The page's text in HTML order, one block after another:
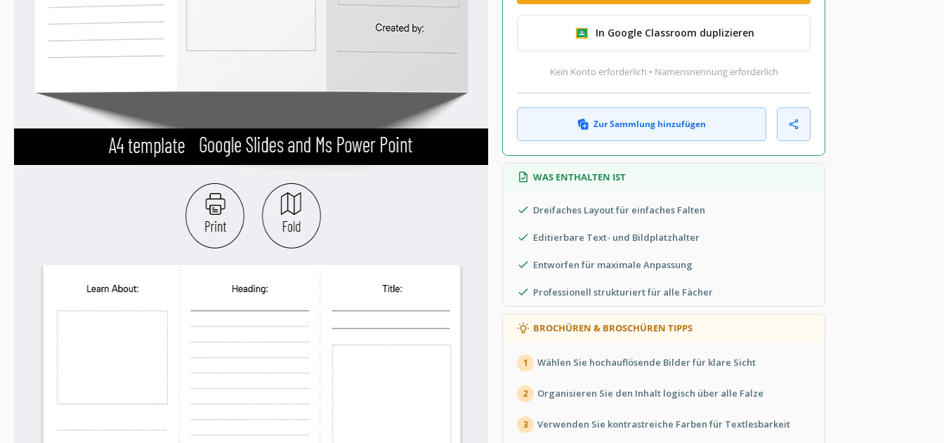
In Google Classroom duplizieren
Kein Konto erforderlich • Namensnennung erforderlich
Zur Sammlung hinzufügen
WAS ENTHALTEN IST
Dreifaches Layout für einfaches Falten
Editierbare Text- und Bildplatzhalter
Entworfen für maximale Anpassung
Professionell strukturiert für alle Fächer
BROCHÜREN & BROSCHÜREN TIPPS
1 Wählen Sie hochauflösende Bilder für klare Sicht
2 Organisieren Sie den Inhalt logisch über alle Falze
3 Verwenden Sie kontrastreiche Farben für Textlesbarkeit